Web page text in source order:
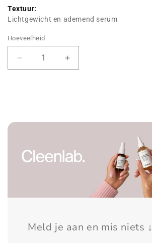
Textuur:
Lichtgewicht en ademend serum
Hoeveelheid
Verminder
hoeveelheid
Hoeveelheid
verhogen
Meld je aan en mis niets ↓